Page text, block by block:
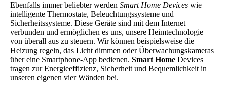
Ebenfalls immer beliebter werden Smart Home Devices wie
intelligente Thermostate, Beleuchtungssysteme und
Sicherheitssysteme. Diese Geräte sind mit dem Internet
verbunden und ermöglichen es uns, unsere Heimtechnologie
von überall aus zu steuern. Wir können beispielsweise die
Heizung regeln, das Licht dimmen oder Überwachungskameras
über eine Smartphone-App bedienen. Smart Home Devices
tragen zur Energieeffizienz, Sicherheit und Bequemlichkeit in
unseren eigenen vier Wänden bei.